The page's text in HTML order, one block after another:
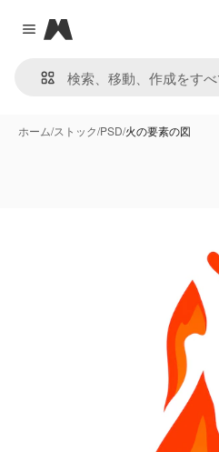
Close menu
Magnific
ホーム/ストック/PSD/火の要素の図